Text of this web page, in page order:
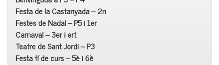
Festa de la Castanyada – 2n
Festes de Nadal – P5 i 1er
Carnaval – 3er i ert
Teatre de Sant Jordi – P3
Festa fí de curs – 5è i 6è